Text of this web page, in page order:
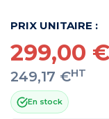
PRIX UNITAIRE :
299,00 €
249,17 €HT
En stock